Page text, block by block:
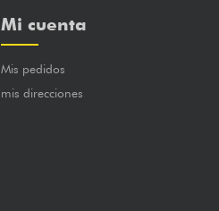
Mi cuenta
Mis pedidos
mis direcciones